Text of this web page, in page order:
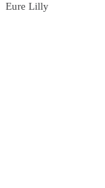
Eure Lilly